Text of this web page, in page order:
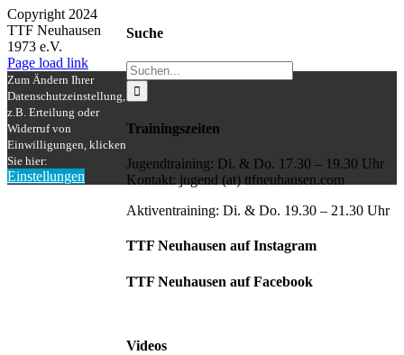
Facebook
X
Reddit
LinkedIn
WhatsApp
Tumblr
Pinterest
Vk
Xing
E-
Mail
Suche
Suche
nach:
Trainingszeiten
Jugendtraining: Di. & Do. 17.30 – 19.30 Uhr
Kontakt: jugend (at) ttfneuhausen.com
Aktiventraining: Di. & Do. 19.30 – 21.30 Uhr
TTF Neuhausen auf Instagram
TTF Neuhausen auf Facebook
Videos
Copyright 2024
TTF Neuhausen
1973 e.V.
Facebook
Instagram
Page load link
Zum Ändern Ihrer
Datenschutzeinstellung,
z.B. Erteilung oder
Widerruf von
Einwilligungen, klicken
Sie hier:
Einstellungen